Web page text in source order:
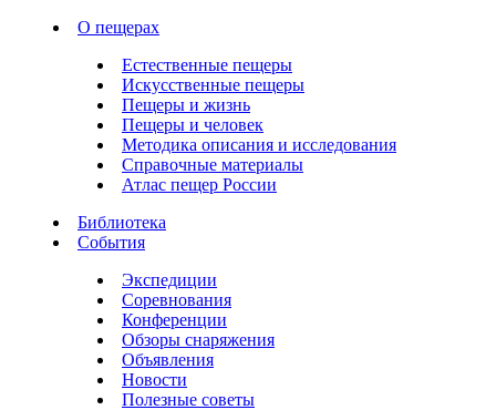
О пещерах
Естественные пещеры
Искусственные пещеры
Пещеры и жизнь
Пещеры и человек
Методика описания и исследования
Справочные материалы
Атлас пещер России
Библиотека
События
Экспедиции
Соревнования
Конференции
Обзоры снаряжения
Объявления
Новости
Полезные советы